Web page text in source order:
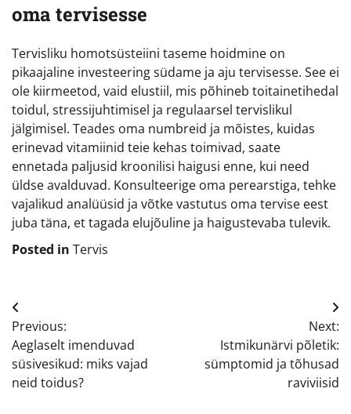
oma tervisesse
Tervisliku homotsüsteiini taseme hoidmine on
pikaajaline investeering südame ja aju tervisesse. See ei
ole kiirmeetod, vaid elustiil, mis põhineb toitainetihedal
toidul, stressijuhtimisel ja regulaarsel tervislikul
jälgimisel. Teades oma numbreid ja mõistes, kuidas
erinevad vitamiinid teie kehas toimivad, saate
ennetada paljusid kroonilisi haigusi enne, kui need
üldse avalduvad. Konsulteerige oma perearstiga, tehke
vajalikud analüüsid ja võtke vastutus oma tervise eest
juba täna, et tagada elujõuline ja haigustevaba tulevik.
Posted in Tervis
Navigeerimine
Previous:
Aeglaselt imenduvad
süsivesikud: miks vajad
neid toidus?
Next:
Istmikunärvi põletik:
sümptomid ja tõhusad
raviviisid